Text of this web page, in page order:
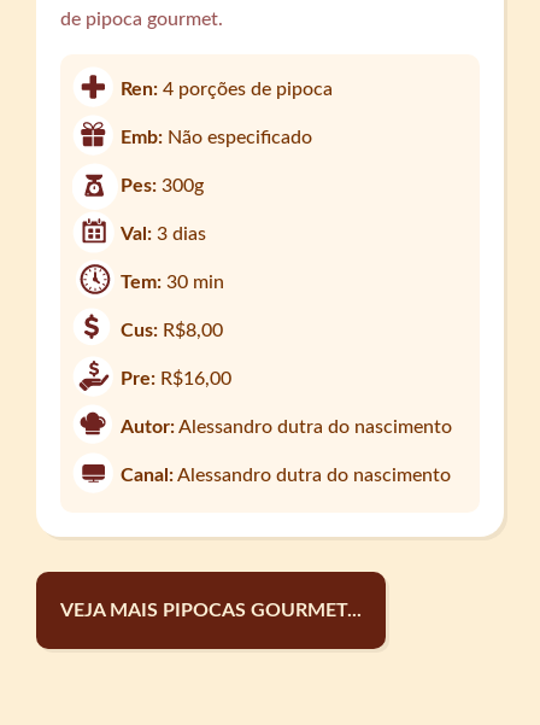
de pipoca gourmet.
Ren:4 porções de pipoca
Emb: Não especificado
Pes:300g
Val:3 dias
Tem:30 min
Cus: R$8,00
Pre: R$16,00
Autor:Alessandro dutra do nascimento
Canal:Alessandro dutra do nascimento
VEJA MAIS PIPOCAS GOURMET...